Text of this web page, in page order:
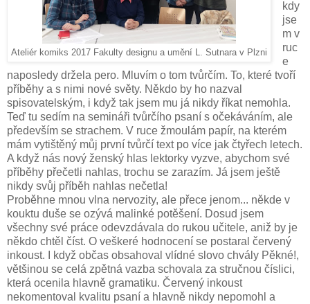
Ateliér komiks 2017 Fakulty designu a umění L. Sutnara v Plzni
kdy
jse
m v
ruc
e
naposledy držela pero. Mluvím o tom tvůrčím. To, které tvoří
příběhy a s nimi nové světy. Někdo by ho nazval
spisovatelským, i když tak jsem mu já nikdy říkat nemohla.
Teď tu sedím na semináři tvůrčího psaní s očekáváním, ale
především se strachem. V ruce žmoulám papír, na kterém
mám vytištěný můj první tvůrčí text po více jak čtyřech letech.
A když nás nový ženský hlas lektorky vyzve, abychom své
příběhy přečetli nahlas, trochu se zarazím. Já jsem ještě
nikdy svůj příběh nahlas nečetla!
Proběhne mnou vlna nervozity, ale přece jenom... někde v
kouktu duše se ozývá malinké potěšení. Dosud jsem
všechny své práce odevzdávala do rukou učitele, aniž by je
někdo chtěl číst. O veškeré hodnocení se postaral červený
inkoust. I když občas obsahoval vlídné slovo chvály Pěkné!,
většinou se celá zpětná vazba schovala za stručnou číslici,
která ocenila hlavně gramatiku. Červený inkoust
nekomentoval kvalitu psaní a hlavně nikdy nepomohl a